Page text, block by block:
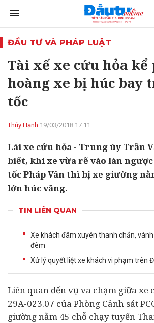
ĐẦU TƯ VÀ PHÁP LUẬT
Tài xế xe cứu hỏa
hoàng xe bị húc bay
tốc
Thúy Hạnh 19/03/2018 17:11
Lái xe cứu hỏa - Trung úy Trần
biết, khi xe vừa rẽ vào làn
tốc Pháp Vân thì bị xe giường
lớn húc văng.
TIN LIÊN QUAN
Xe khách đâm xuyên thanh chắn,
đêm
Xử lý quyết liệt xe khách vi phạm trên
Liên quan đến vụ va chạm giữa xe
29A-023.07 của Phòng Cảnh sát
giường nằm 45 chỗ chạy tuyến